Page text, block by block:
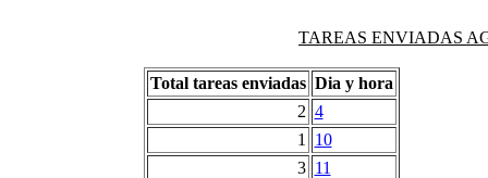
TAREAS ENVIADAS
Total tareas enviadas Dia y hora
2 4
1
10
3 11